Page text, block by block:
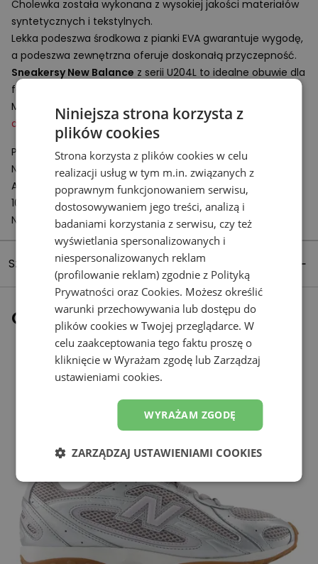
Cholewka została wykonana z wysokiej jakości materiałów
syntetycznych i tekstylnych.
Lekka podeszwa środkowa z pianki EVA gwarantuje wygodę,
a podeszwa zewnętrzna oferuje doskonałą przyczepność.
Sneakersy New Balance z serii U204L to idealne obuwie dla
fanów minimalistycznego stylu.
Model ten będzie świetnym uzupełnieniem
damskiej odzieży klasycznej.
Podmiot odpowiedzialny:
New Balance Europe BV
A-Factorij, Pilotenstraat 35 – 45
1059 CH Amsterdam
Netherlands
Szczegóły produktu
Ostatnio oglądane
Niniejsza strona korzysta z
plików cookies
Strona korzysta z plików cookies w celu
realizacji usług w tym m.in. związanych z
poprawnym funkcjonowaniem serwisu,
dostosowywaniem jego treści, analizą i
badaniami korzystania z serwisu, czy też
wyświetlania spersonalizowanych i
niespersonalizowanych reklam
(profilowanie reklam) zgodnie z Polityką
Prywatności oraz Cookies. Możesz określić
warunki przechowywania lub dostępu do
plików cookies w Twojej przeglądarce. W
celu zaakceptowania tego faktu proszę o
kliknięcie w Wyrażam zgodę lub Zarządzaj
ustawieniami cookies.
WYRAŻAM ZGODĘ
ZARZĄDZAJ USTAWIENIAMI COOKIES